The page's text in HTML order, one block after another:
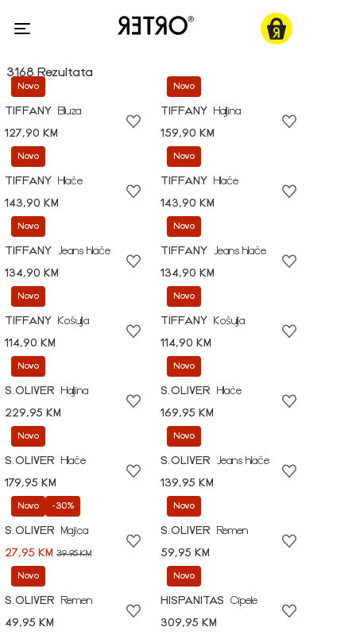
3168 Rezultata
Novo
TIFFANY
Bluza
127,90 KM
Novo
TIFFANY
Haljina
159,90 KM
Novo
TIFFANY
Hlače
143,90 KM
Novo
TIFFANY
Hlače
143,90 KM
Novo
TIFFANY
Jeans hlače
134,90 KM
Novo
TIFFANY
Jeans hlače
134,90 KM
Novo
TIFFANY
Košulja
114,90 KM
Novo
TIFFANY
Košulja
114,90 KM
Novo
S.OLIVER
Haljina
229,95 KM
Novo
S.OLIVER
Hlače
169,95 KM
Novo
S.OLIVER
Hlače
179,95 KM
Novo
S.OLIVER
Jeans hlače
139,95 KM
Novo -30%
S.OLIVER
Majica
27,95 KM 39,95 KM
Novo
S.OLIVER
Remen
59,95 KM
Novo
S.OLIVER
Remen
49,95 KM
Novo
HISPANITAS
Cipele
309,95 KM